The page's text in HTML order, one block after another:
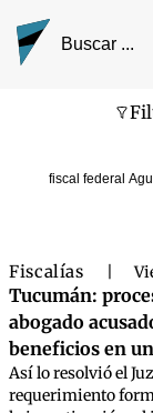
fiscal federal
Pantalla
Fiscalías
Tucumán:
abogado
beneficios en
Así lo resolvió el
requerimiento